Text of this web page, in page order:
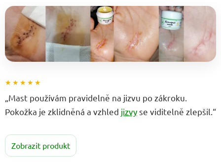
★★★★★
„Mast používám pravidelně na jizvu po zákroku.
Pokožka je zklidněná a vzhled jizvy se viditelně zlepšil.“
Zobrazit produkt